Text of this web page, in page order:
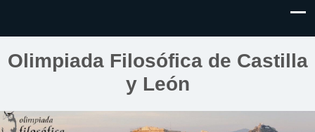
Olimpiada Filosófica de Castilla
y León